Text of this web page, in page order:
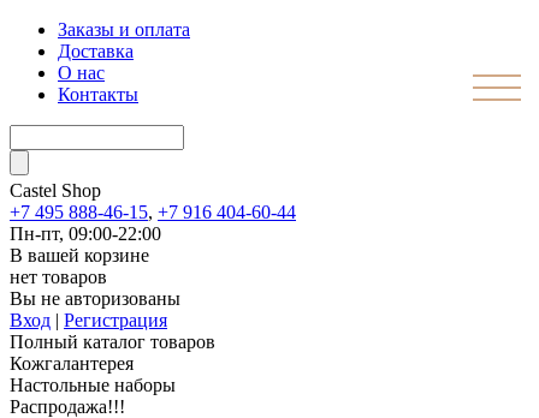
Заказы и оплата
Доставка
О нас
Контакты
Castel Shop
+7 495 888-46-15, +7 916 404-60-44
Пн-пт, 09:00-22:00
В вашей корзине
нет товаров
Вы не авторизованы
Вход | Регистрация
Полный каталог товаров
Кожгалантерея
Настольные наборы
Распродажа!!!